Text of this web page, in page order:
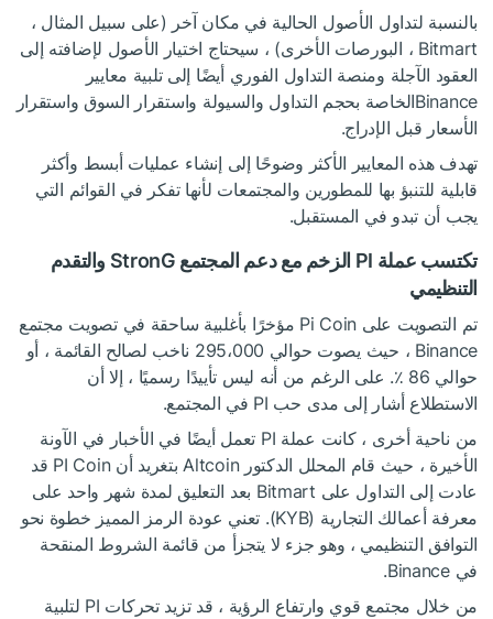
بالنسبة لتداول الأصول الحالية في مكان آخر (على سبيل المثال ،
Bitmart ، البورصات الأخرى) ، سيحتاج اختيار الأصول لإضافته إلى
العقود الآجلة ومنصة التداول الفوري أيضًا إلى تلبية معايير
Binanceالخاصة بحجم التداول والسيولة واستقرار السوق واستقرار
الأسعار قبل الإدراج.
تهدف هذه المعايير الأكثر وضوحًا إلى إنشاء عمليات أبسط وأكثر
قابلية للتنبؤ بها للمطورين والمجتمعات لأنها تفكر في القوائم التي
يجب أن تبدو في المستقبل.
تكتسب عملة PI الزخم مع دعم المجتمع StronG والتقدم
التنظيمي
تم التصويت على Pi Coin مؤخرًا بأغلبية ساحقة في تصويت مجتمع
Binance ، حيث يصوت حوالي 295،000 ناخب لصالح القائمة ، أو
حوالي 86 ٪. على الرغم من أنه ليس تأييدًا رسميًا ، إلا أن
الاستطلاع أشار إلى مدى حب PI في المجتمع.
من ناحية أخرى ، كانت عملة PI تعمل أيضًا في الأخبار في الآونة
الأخيرة ، حيث قام المحلل الدكتور Altcoin بتغريد أن PI Coin قد
عادت إلى التداول على Bitmart بعد التعليق لمدة شهر واحد على
معرفة أعمالك التجارية (KYB). تعني عودة الرمز المميز خطوة نحو
التوافق التنظيمي ، وهو جزء لا يتجزأ من قائمة الشروط المنقحة
في Binance.
من خلال مجتمع قوي وارتفاع الرؤية ، قد تزيد تحركات PI لتلبية